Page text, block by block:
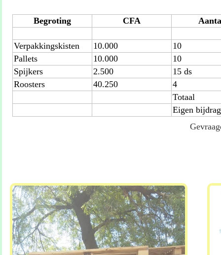
Gevraagd:
Begroting CFA
Verpakkingskisten 10.000
10
Pallets
10.000
10
Spijkers
2.500
15 ds
Roosters
40.250
4
Totaal
Eigen